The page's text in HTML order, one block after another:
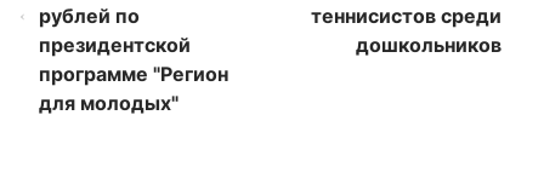
рублей по
президентской
программе "Регион
для молодых"
теннисистов среди
дошкольников